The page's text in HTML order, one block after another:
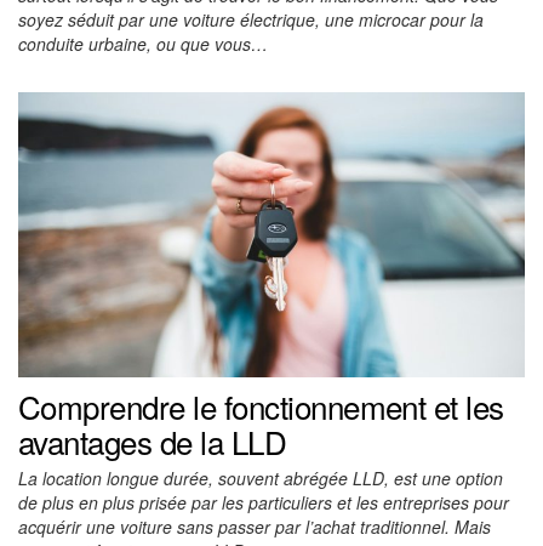
soyez séduit par une voiture électrique, une microcar pour la
conduite urbaine, ou que vous…
Comprendre le fonctionnement et les
avantages de la LLD
La location longue durée, souvent abrégée LLD, est une option
de plus en plus prisée par les particuliers et les entreprises pour
acquérir une voiture sans passer par l’achat traditionnel. Mais